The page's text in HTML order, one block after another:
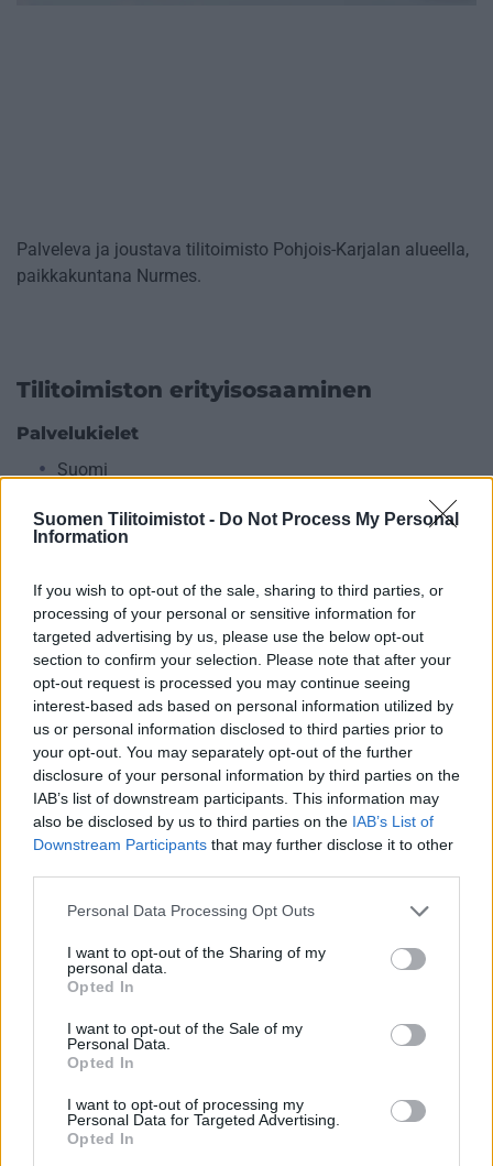
Suomen Tilitoimistot - Do Not Process My Personal
Information
If you wish to opt-out of the sale, sharing to third parties, or
processing of your personal or sensitive information for
targeted advertising by us, please use the below opt-out
section to confirm your selection. Please note that after your
opt-out request is processed you may continue seeing
interest-based ads based on personal information utilized by
us or personal information disclosed to third parties prior to
your opt-out. You may separately opt-out of the further
disclosure of your personal information by third parties on the
IAB’s list of downstream participants. This information may
also be disclosed by us to third parties on the IAB’s List of
Downstream Participants that may further disclose it to other
Please note that this website/app uses one or more Google
not limited to your visit or usage behaviour. You may click to
grant or deny consent to Google and its third-party tags to
use your data for below specified purposes in below Google
consent section.
Personal Data Processing Opt Outs
I want to opt-out of the Sharing of my
personal data.
Opted In
I want to opt-out of the Sale of my
Personal Data.
Opted In
I want to opt-out of processing my
Personal Data for Targeted Advertising.
Opted In
Palveleva ja joustava tilitoimisto Pohjois-Karjalan alueella,
paikkakuntana Nurmes.
Tilitoimiston erityisosaaminen
Palvelukielet
Suomi
Yhtiökoko
Keskikokoiset
Pienet
Mikrot
Yhtiömuodot
Yksityinen osakeyhtiö
Asunto-osakeyhtiö
Avoin yhtiö
Järjestöt ja yhdistykset
Toimiala
Kiinteistöalan toiminta
Kuljetusliike­toiminta